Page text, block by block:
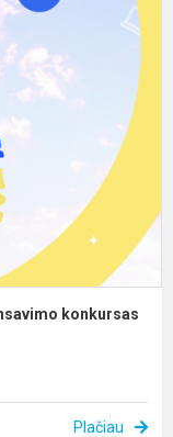
konkursas
Plačiau